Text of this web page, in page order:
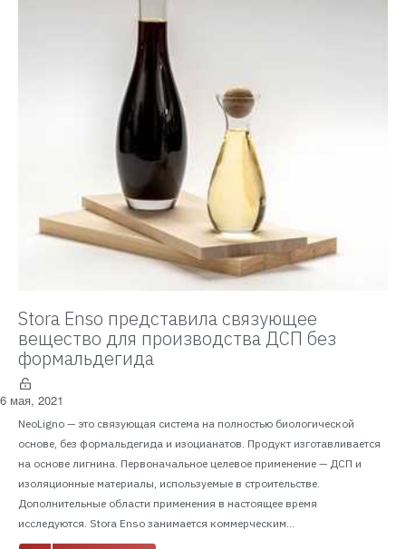
Stora Enso представила связующее
вещество для производства ДСП без
формальдегида
6 мая, 2021
NeoLigno — это связующая система на полностью биологической
основе, без формальдегида и изоцианатов. Продукт изготавливается
на основе лигнина. Первоначальное целевое применение — ДСП и
изоляционные материалы, используемые в строительстве.
Дополнительные области применения в настоящее время
исследуются. Stora Enso занимается коммерческим...